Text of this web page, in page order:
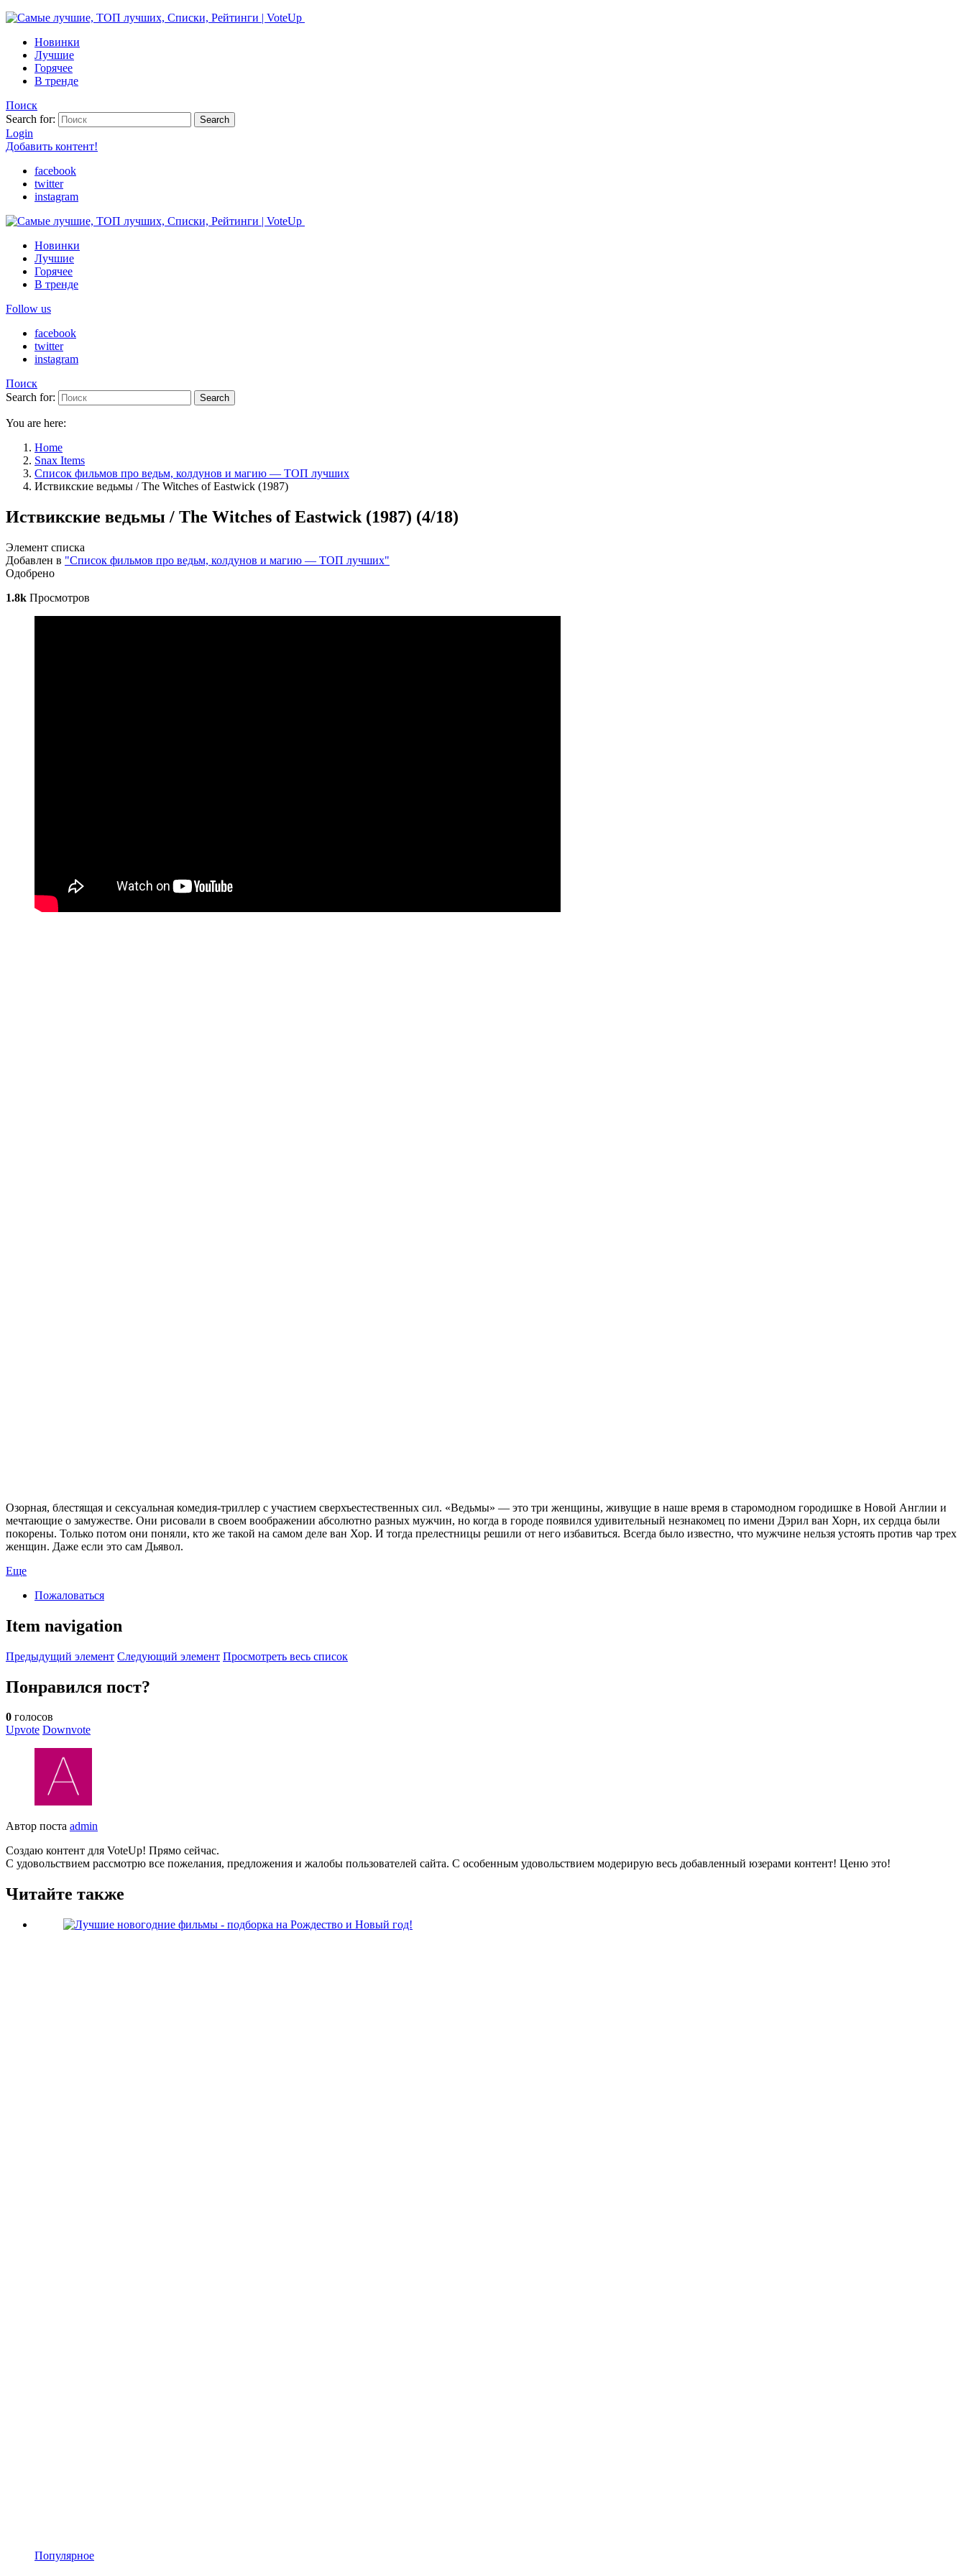
Новинки
Лучшие
Горячее
В тренде
Поиск
Search for:
Search
Login
Добавить контент!
facebook
twitter
instagram
Новинки
Лучшие
Горячее
В тренде
Follow us
facebook
twitter
instagram
Поиск
Search for:
Search
You are here:
Home
Snax Items
Список фильмов про ведьм, колдунов и магию — ТОП лучших
Иствикские ведьмы / The Witches of Eastwick (1987)
Иствикские ведьмы / The Witches of Eastwick (1987) (4/18)
Элемент списка
Добавлен в "Список фильмов про ведьм, колдунов и магию — ТОП лучших"
Одобрено
1.8k Просмотров
Озорная, блестящая и сексуальная комедия-триллер с участием сверхъестественных сил. «Ведьмы» — это три женщины, живущие в наше время в старомодном городишке в Новой Англии и
мечтающие о замужестве. Они рисовали в своем воображении абсолютно разных мужчин, но когда в городе появился удивительный незнакомец по имени Дэрил ван Хорн, их сердца были
покорены. Только потом они поняли, кто же такой на самом деле ван Хор. И тогда прелестницы решили от него избавиться. Всегда было известно, что мужчине нельзя устоять против чар трех
женщин. Даже если это сам Дьявол.
Еще
Пожаловаться
Item navigation
Предыдущий элемент Следующий элемент Просмотреть весь список
Понравился пост?
0 голосов
Upvote Downvote
Автор поста admin
Создаю контент для VoteUp! Прямо сейчас.
С удовольствием рассмотрю все пожелания, предложения и жалобы пользователей сайта. С особенным удовольствием модерирую весь добавленный юзерами контент! Ценю это!
Читайте также
Популярное